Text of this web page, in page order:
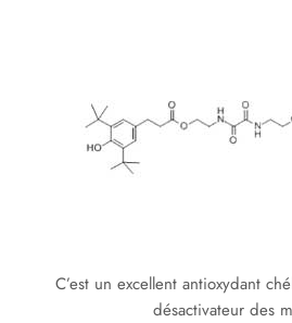
C’est un excellent antioxydant
désactivateur des